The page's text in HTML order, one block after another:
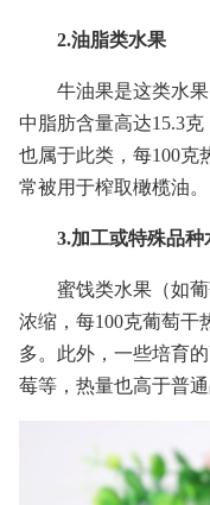
2.油脂类水果
牛油果是这类水
中脂肪含量高达15.3
也属于此类，每100克
常被用于榨取橄榄油。
3.加工或特殊品种
蜜饯类水果（如
浓缩，每100克葡萄干
多。此外，一些培育
莓等，热量也高于普通